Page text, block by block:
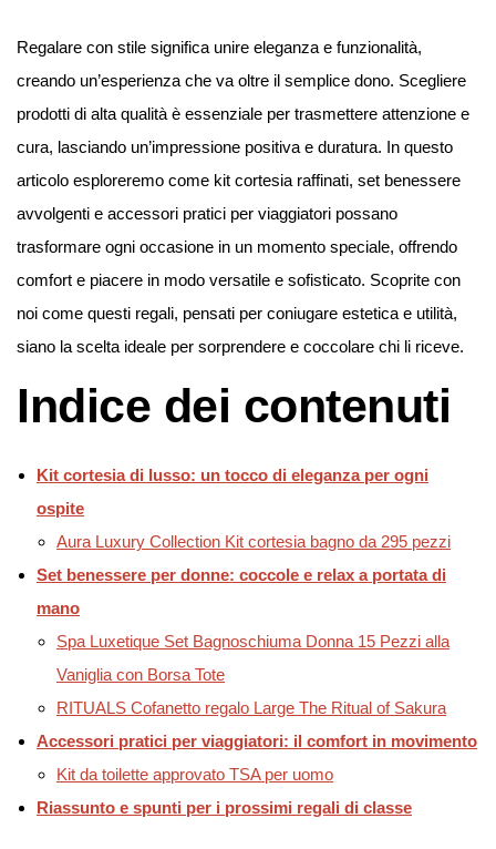
Regalare con stile significa unire eleganza e funzionalità,
creando un’esperienza che va oltre il semplice dono. Scegliere
prodotti di alta qualità è essenziale per trasmettere attenzione e
cura, lasciando un’impressione positiva e duratura. In questo
articolo esploreremo come kit cortesia raffinati, set benessere
avvolgenti e accessori pratici per viaggiatori possano
trasformare ogni occasione in un momento speciale, offrendo
comfort e piacere in modo versatile e sofisticato. Scoprite con
noi come questi regali, pensati per coniugare estetica e utilità,
siano la scelta ideale per sorprendere e coccolare chi li riceve.
Indice dei contenuti
Kit cortesia di lusso: un tocco di eleganza per ogni
ospite
Aura Luxury Collection Kit cortesia bagno da 295 pezzi
Set benessere per donne: coccole e relax a portata di
mano
Spa Luxetique Set Bagnoschiuma Donna 15 Pezzi alla
Vaniglia con Borsa Tote
RITUALS Cofanetto regalo Large The Ritual of Sakura
Accessori pratici per viaggiatori: il comfort in movimento
Kit da toilette approvato TSA per uomo
Riassunto e spunti per i prossimi regali di classe